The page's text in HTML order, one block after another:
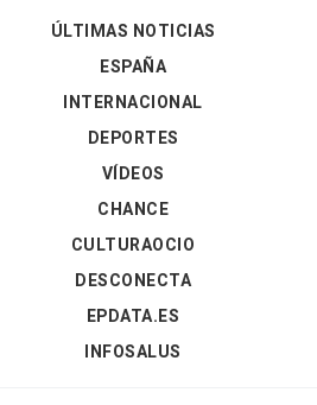
ÚLTIMAS NOTICIAS
ESPAÑA
INTERNACIONAL
DEPORTES
VÍDEOS
CHANCE
CULTURAOCIO
DESCONECTA
EPDATA.ES
INFOSALUS